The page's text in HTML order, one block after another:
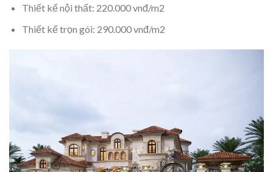
Thiết kế nội thất: 220.000 vnđ/m2
Thiết kế trọn gói: 290.000 vnđ/m2